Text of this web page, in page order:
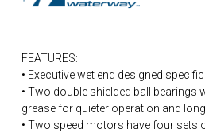
FEATURES:
• Executive wet end designed
• Two double shielded ball bearings
grease for quieter operation and
• Two speed motors have four sets